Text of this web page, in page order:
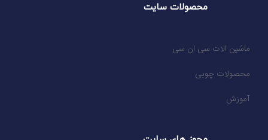
محصولات سایت
ماشین الات سی ان سی
محصولات چوبی
آموزش